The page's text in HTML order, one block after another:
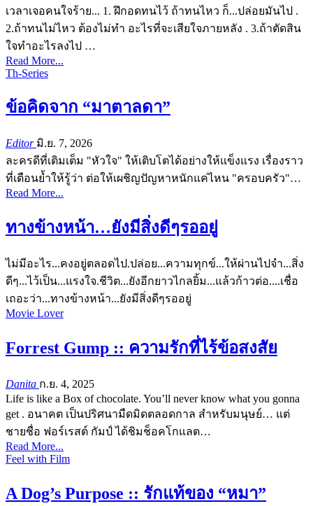
เวลาเจอคนใจร้าย... 1. ฝึกอดทนไว้ ถ้าทนไหว ก็...ปล่อยมันไป .
2.ถ้าทนไม่ไหว ต้องไม่ทำ อะไรที่จะเสียใจภายหลัง . 3.ถ้าตัดสิน
ใจทำอะไรลงไป …
Read More...
Th-Series
ข้อคิดจาก “มาตาลดา”
Editor มิ.ย. 7, 2026
ละครดีที่เติมเต็ม "หัวใจ" ให้เติบโตได้อย่างให้แข็งแรง เรื่องราว
ที่เตือนย้ำให้รู้ว่า ต่อให้เผชิญปัญหาหนักแค่ไหน "ครอบครัว"…
Read More...
ทางข้างหน้า…ยังมีสิ่งดีๆรออยู่
ไม่มีอะไร...คงอยู่ตลอดไป.ปล่อย...ความทุกข์...ให้ผ่านไปจำ...สิ่ง
ดีๆ...ไว้เป็น...แรงใจ.ชีวิต...ยังอีกยาวไกลยิ้ม...แล้วก้าวต่อ....เชื่อ
เถอะว่า...ทางข้างหน้า...ยังมีสิ่งดีๆรออยู่
Movie Lover
Forrest Gump :: ความรักที่ไร้ข้อสงสัย
Danita ก.ย. 4, 2025
Life is like a Box of chocolate. You’ll never know what you gonna
get . อนาคต เป็นปริศนามืดมิดตลอดกาล สำหรับมนุษย์… แต่
ชายชื่อ ฟอร์เรสต์ กัมป์ ได้ชิมช็อคโกแลต…
Read More...
Feel with Film
A Dog’s Purpose :: รักแท้ของ “หมา”